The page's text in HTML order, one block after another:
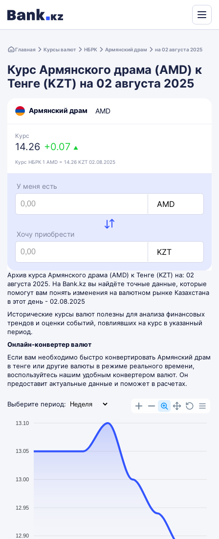
Translate
Главная Курсы валют НБРК Армянский драм на 02 августа 2025
Курс Армянского драма (AMD) к
Тенге (KZT) на 02 августа 2025
Армянский драм AMD
Курс
14.26 +0.07 ▲
Курс НБРК 1 AMD = 14.26 KZT 02.08.2025
У меня есть
AMD
Хочу приобрести
KZT
Архив курса Армянского драма (AMD) к Тенге (KZT) на: 02
августа 2025. На Bank.kz вы найдёте точные данные, которые
помогут вам понять изменения на валютном рынке Казахстана
в этот день - 02.08.2025
Исторические курсы валют полезны для анализа финансовых
трендов и оценки событий, повлиявших на курс в указанный
период.
Онлайн-конвертер валют
Если вам необходимо быстро конвертировать Армянский драм
в тенге или другие валюты в режиме реального времени,
воспользуйтесь нашим удобным конвертером валют. Он
предоставит актуальные данные и поможет в расчетах.
Выберите период:
13.10
13.05
13.00
12.95
12.90